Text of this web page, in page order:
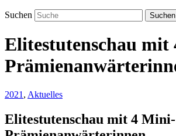
Suchen
Elitestutenschau
2021 , Aktuelles
Elitestutenschau mit 4 Mini-